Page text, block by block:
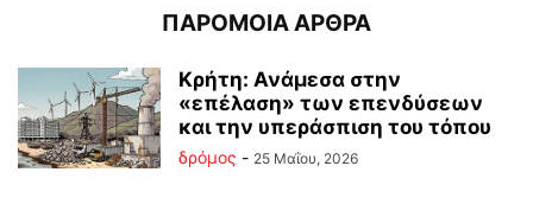
ΠΑΡΟΜΟΙΑ ΑΡΘΡΑ
Κρήτη: Ανάμεσα στην
«επέλαση» των επενδύσεων
και την υπεράσπιση του τόπου
δρόμος - 25 Μαΐου, 2026